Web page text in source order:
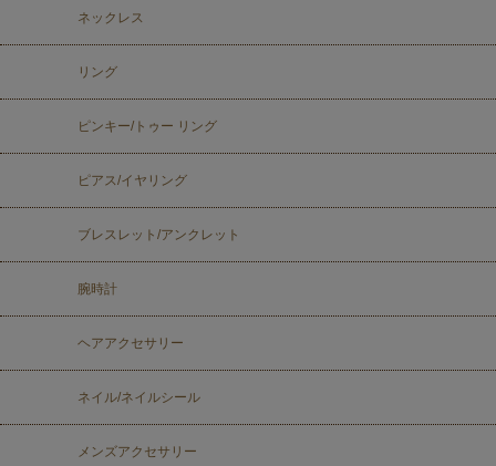
ネックレス
リング
ピンキー/トゥー リング
ピアス/イヤリング
ブレスレット/アンクレット
腕時計
ヘアアクセサリー
ネイル/ネイルシール
メンズアクセサリー